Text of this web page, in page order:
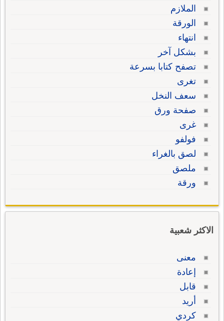
الملازم
الورقة
انتهاء
بشكل آخر
تصفح كتابا بسرعة
تغرى
سعف النخل
صفحة ورق
غرى
فولفو
لصق بالغراء
ملصق
ورقة
الاكثر شعبية
معنى
إعادة
قابل
أريد
كردي